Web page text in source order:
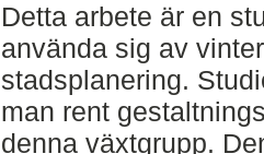
Detta arbete är en
använda sig av
stadsplanering.
man rent
denna växtgrupp.